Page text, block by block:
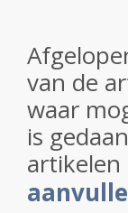
van de
waar
is
artikelen